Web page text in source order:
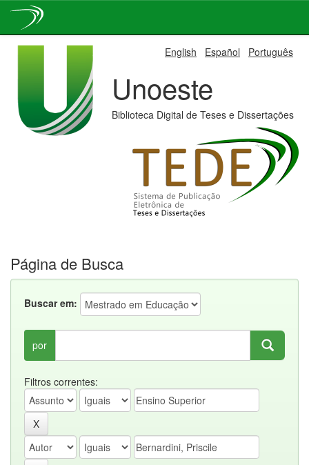
English Español Português
Unoeste
Biblioteca Digital de Teses e Dissertações
Página de Busca
Buscar em:
por
Filtros correntes: